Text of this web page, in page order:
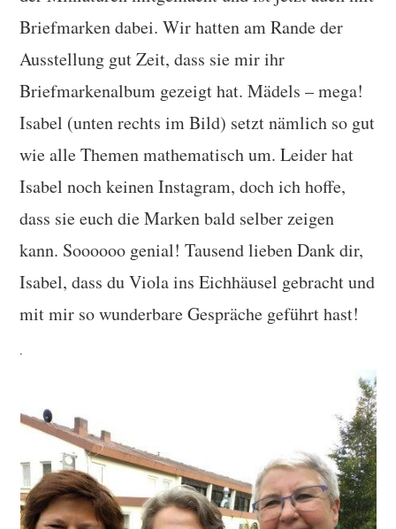
Briefmarken dabei. Wir hatten am Rande der
Ausstellung gut Zeit, dass sie mir ihr
Briefmarkenalbum gezeigt hat. Mädels – mega!
Isabel (unten rechts im Bild) setzt nämlich so gut
wie alle Themen mathematisch um. Leider hat
Isabel noch keinen Instagram, doch ich hoffe,
dass sie euch die Marken bald selber zeigen
kann. Soooooo genial! Tausend lieben Dank dir,
Isabel, dass du Viola ins Eichhäusel gebracht und
mit mir so wunderbare Gespräche geführt hast!
.